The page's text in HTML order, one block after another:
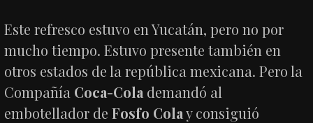
Este refresco estuvo en Yucatán, pero no por
mucho tiempo. Estuvo presente también en
otros estados de la república mexicana. Pero la
Compañía Coca-Cola demandó al
embotellador deFosfo Colay consiguió